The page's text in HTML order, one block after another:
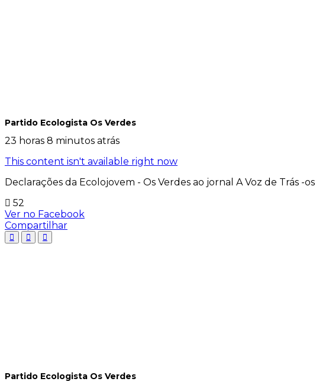
Partido Ecologista Os Verdes
23 horas 8 minutos atrás
This content isn't available right now
Declarações da Ecolojovem - Os Verdes ao jornal A Voz de Trás -
52
Ver no Facebook
Compartilhar
Partido Ecologista Os Verdes